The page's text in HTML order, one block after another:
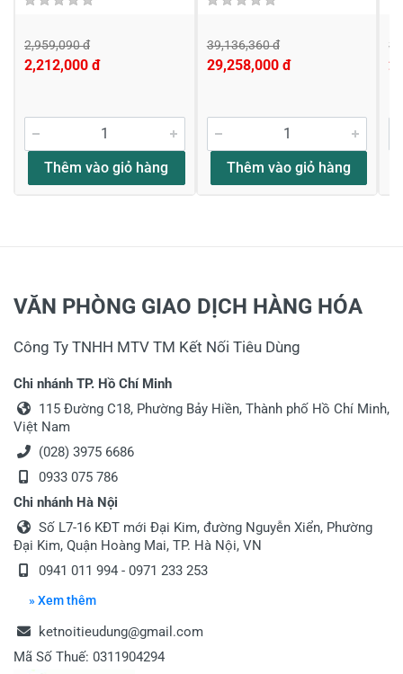
2,959,090 đ
2,212,000 đ
Thêm vào giỏ hàng
39,136,360 đ
29,258,000 đ
Thêm vào giỏ hàng
VĂN PHÒNG GIAO DỊCH HÀNG HÓA
Công Ty TNHH MTV TM Kết Nối Tiêu Dùng
Chi nhánh TP. Hồ Chí Minh
115 Đường C18, Phường Bảy Hiền, Thành phố Hồ Chí Minh,
Việt Nam
(028) 3975 6686
0933 075 786
Chi nhánh Hà Nội
Số L7-16 KĐT mới Đại Kim, đường Nguyễn Xiển, Phường
Đại Kim, Quận Hoàng Mai, TP. Hà Nội, VN
0941 011 994 - 0971 233 253
» Xem thêm
ketnoitieudung@gmail.com
Mã Số Thuế: 0311904294